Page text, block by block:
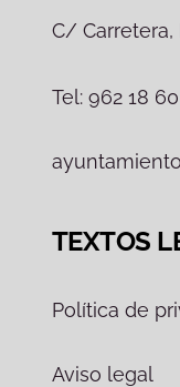
C/ Carretera,
Tel: 962 18
TEXTOS
Política de
Aviso legal